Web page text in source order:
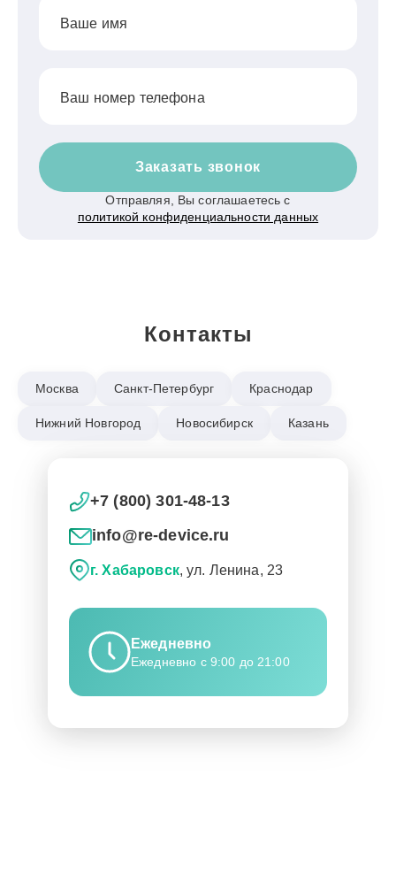
Ваше имя
Ваш номер телефона
Заказать звонок
Отправляя, Вы соглашаетесь с
политикой конфиденциальности данных
Контакты
Москва Санкт-Петербург Краснодар
Нижний Новгород Новосибирск Казань
+7 (800) 301-48-13
info@re-device.ru
г. Хабаровск, ул. Ленина, 23
Ежедневно
Ежедневно с 9:00 до 21:00